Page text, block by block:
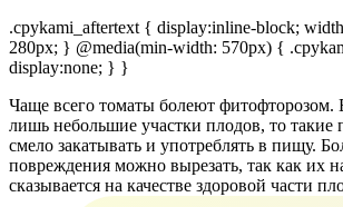
.cpykami_aftertext { display:inline-block;
280px; } @media(min-width: 570px) {
display:none; } }
Чаще всего томаты болеют
лишь небольшие участки плодов, то
смело закатывать и употреблять в пищу.
повреждения можно вырезать, так как их
сказывается на качестве здоровой части